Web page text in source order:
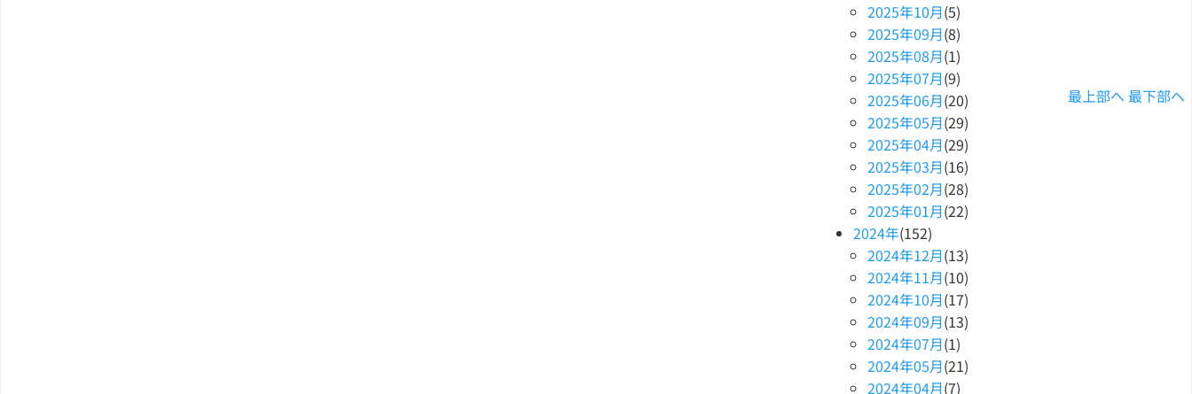
2025年10月(5)
2025年09月(8)
2025年08月(1)
2025年07月(9)
2025年06月(20)
2025年05月(29)
2025年04月(29)
2025年03月(16)
2025年02月(28)
2025年01月(22)
2024年(152)
2024年12月(13)
2024年11月(10)
2024年10月(17)
2024年09月(13)
2024年07月(1)
2024年05月(21)
2024年04月(7)
最上部へ 最下部へ